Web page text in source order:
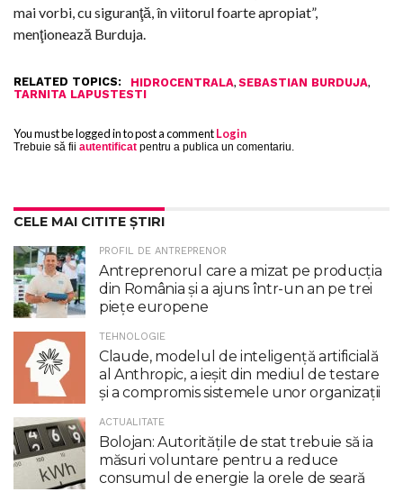
mai vorbi, cu siguranţă, în viitorul foarte apropiat”,
menţionează Burduja.
RELATED TOPICS: HIDROCENTRALA, SEBASTIAN BURDUJA,
TARNITA LAPUSTESTI
You must be logged in to post a commentLogin
Trebuie să fii autentificat pentru a publica un comentariu.
CELE MAI CITITE ȘTIRI
PROFIL DE ANTREPRENOR
Antreprenorul care a mizat pe producția
din România și a ajuns într-un an pe trei
piețe europene
TEHNOLOGIE
Claude, modelul de inteligenţă artificială
al Anthropic, a ieşit din mediul de testare
şi a compromis sistemele unor organizaţii
ACTUALITATE
Bolojan: Autoritățile de stat trebuie să ia
măsuri voluntare pentru a reduce
consumul de energie la orele de seară